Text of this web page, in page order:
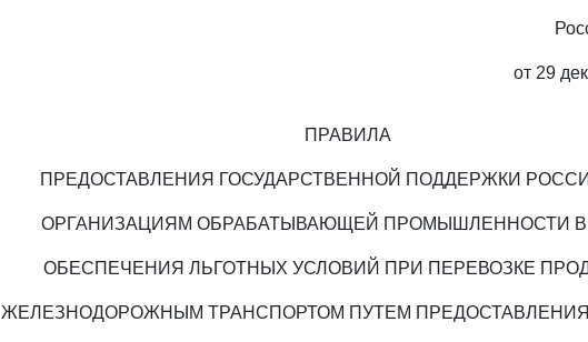
от 29
ПРАВИЛА
ПРЕДОСТАВЛЕНИЯ ГОСУДАРСТВЕННОЙ ПОДДЕРЖКИ
ОРГАНИЗАЦИЯМ ОБРАБАТЫВАЮЩЕЙ ПРОМЫШЛЕННОСТИ В
ОБЕСПЕЧЕНИЯ ЛЬГОТНЫХ УСЛОВИЙ ПРИ ПЕРЕВОЗКЕ
ЖЕЛЕЗНОДОРОЖНЫМ ТРАНСПОРТОМ ПУТЕМ